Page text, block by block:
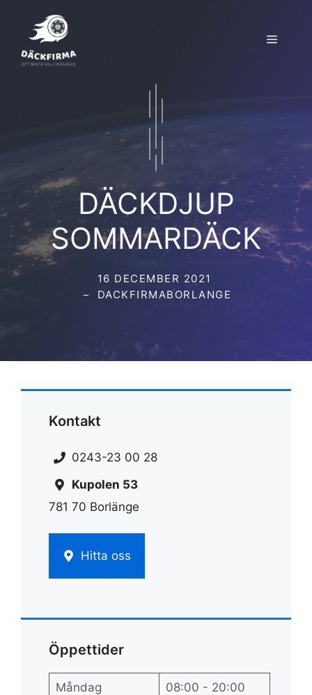
innehåll
Meny
DÄCKDJUP
SOMMARDÄCK
16 DECEMBER 2021
DACKFIRMABORLANGE
Kontakt
0243-23 00 28
Kupolen 53
781 70 Borlänge
Hitta oss
Öppettider
Måndag 08:00 - 20:00